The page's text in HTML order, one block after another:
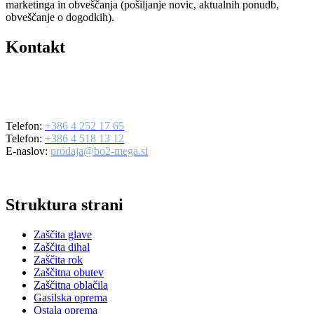
marketinga in obveščanja (pošiljanje novic, aktualnih ponudb,
obveščanje o dogodkih).
Kontakt
Telefon: +386 4 252 17 65
Telefon: +386 4 518 13 12
E-naslov: prodaja@bo2-mega.si
Struktura strani
Zaščita glave
Zaščita dihal
Zaščita rok
Zaščitna obutev
Zaščitna oblačila
Gasilska oprema
Ostala oprema